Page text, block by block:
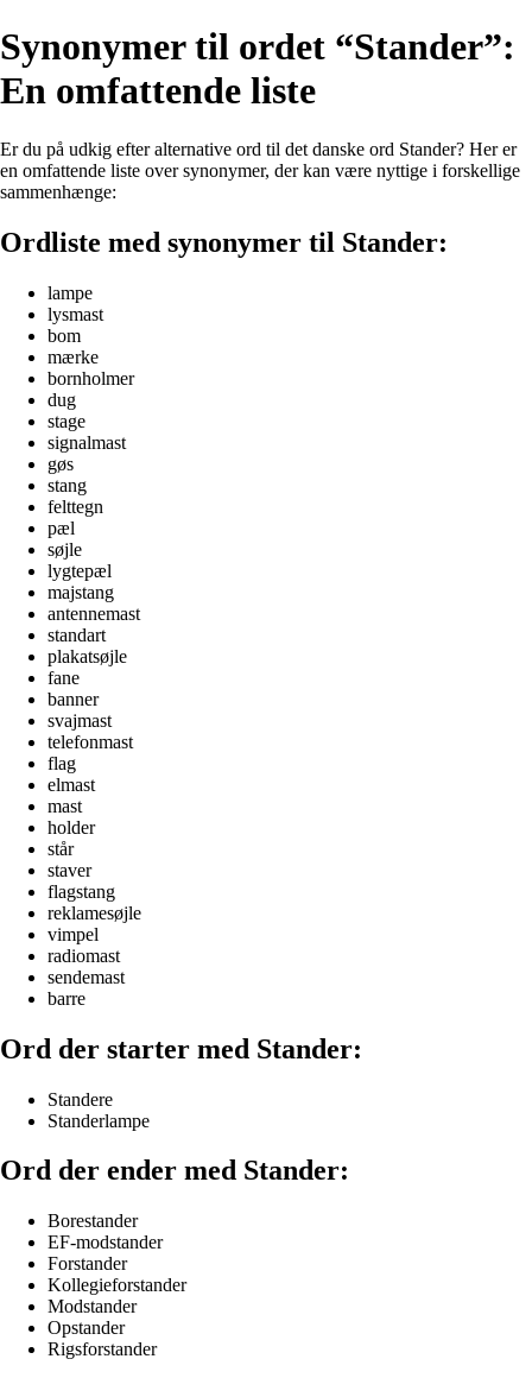
Synonymer til ordet “Stander”:
En omfattende liste
Er du på udkig efter alternative ord til det danske ord Stander? Her er
en omfattende liste over synonymer, der kan være nyttige i forskellige
sammenhænge:
Ordliste med synonymer til Stander:
lampe
lysmast
bom
mærke
bornholmer
dug
stage
signalmast
gøs
stang
felttegn
pæl
søjle
lygtepæl
majstang
antennemast
standart
plakatsøjle
fane
banner
svajmast
telefonmast
flag
elmast
mast
holder
står
staver
flagstang
reklamesøjle
vimpel
radiomast
sendemast
barre
Ord der starter med Stander:
Standere
Standerlampe
Ord der ender med Stander:
Borestander
EF-modstander
Forstander
Kollegieforstander
Modstander
Opstander
Rigsforstander